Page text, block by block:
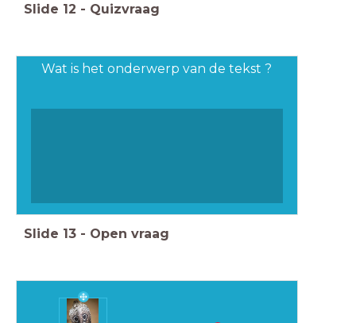
Slide 12 - Quizvraag
Wat is het onderwerp van de tekst ?
Slide 13 - Open vraag